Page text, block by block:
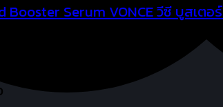
Booster Serum VONCE วีซี บูสเ